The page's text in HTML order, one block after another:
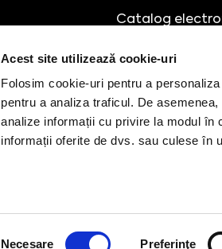
Acest site utilizează cookie-uri
Folosim cookie-uri pentru a
pentru a analiza traficul. De
analize informații cu privire la modul în
informații oferite de dvs. sau culese în
Necesare Preferinţe
Catalog
Cursuri
Consultanță
Parteneriate
0773 731 316